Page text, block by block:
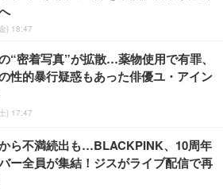
) 18:47
“密着写真”が拡散…薬物使用で有罪、
性的暴行疑惑もあった俳優ユ・アイン
) 17:47
ら不満続出も…BLACKPINK、10周年
ー全員が集結！ジスがライブ配信で再